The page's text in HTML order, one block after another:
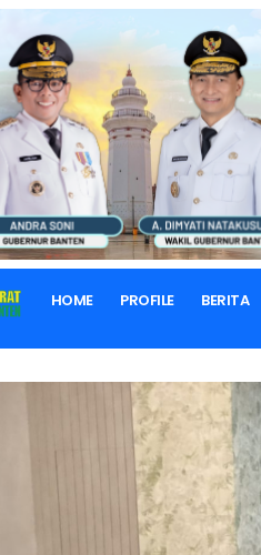
HOME PROFILE BERITA